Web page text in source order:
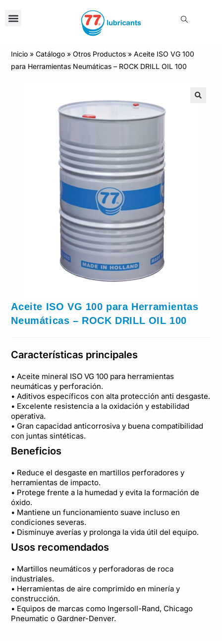
Inicio »Catálogo »Otros Productos »Aceite ISO VG 100
para Herramientas Neumáticas – ROCK DRILL OIL 100
Aceite ISO VG 100 para Herramientas
Neumáticas – ROCK DRILL OIL 100
Características principales
• Aceite mineral ISO VG 100 para herramientas
neumáticas y perforación.
• Aditivos específicos con alta protección anti desgaste.
• Excelente resistencia a la oxidación y estabilidad
operativa.
• Gran capacidad anticorrosiva y buena compatibilidad
con juntas sintéticas.
Beneficios
• Reduce el desgaste en martillos perforadores y
herramientas de impacto.
• Protege frente a la humedad y evita la formación de
óxido.
• Mantiene un funcionamiento suave incluso en
condiciones severas.
• Disminuye averías y prolonga la vida útil del equipo.
Usos recomendados
• Martillos neumáticos y perforadoras de roca
industriales.
• Herramientas de aire comprimido en minería y
construcción.
• Equipos de marcas como Ingersoll-Rand, Chicago
Pneumatic o Gardner-Denver.